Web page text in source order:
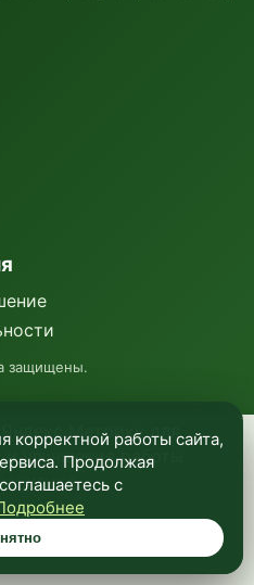
Метрику для
улучшения работы
защищены.
корректной работы сайта,
Продолжая
с